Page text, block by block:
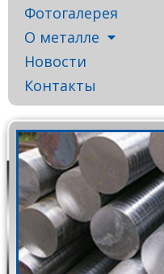
Фотогалерея
О металле
Новости
Контакты